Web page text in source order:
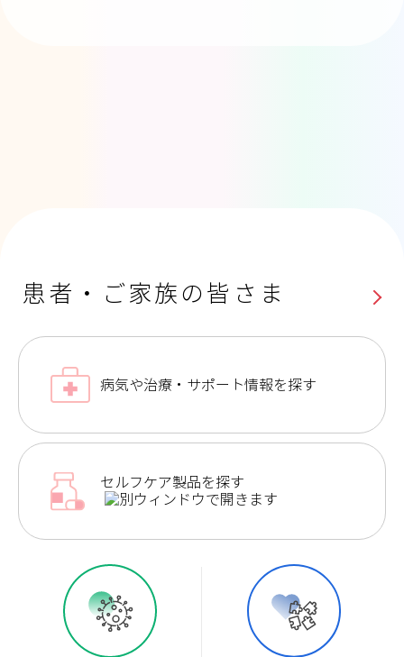
患者・ご家族の皆さま
病気や治療・サポート情報を探す
セルフケア製品を探す